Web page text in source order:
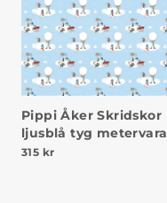
Pippi Åker Skridskor
ljusblå tyg metervara
315 kr